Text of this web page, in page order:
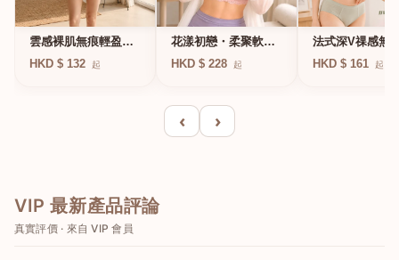
雲感裸肌無痕輕盈無
鋼圈內衣
HKD $ 132 起
花漾初戀・柔聚軟鋼
圈蕾絲內衣
HKD $ 228 起
法式深V祼感無
凍軟支撐條無鋼
HKD $ 161 起
‹ ›
VIP 最新產品評論
真實評價 · 來自 VIP 會員